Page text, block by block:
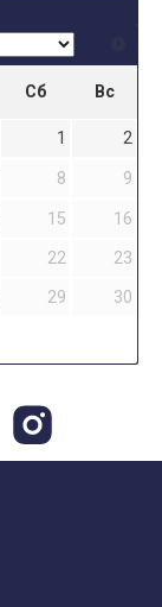
Сб Вс
1
2
8
9
15
16
22
23
29
30